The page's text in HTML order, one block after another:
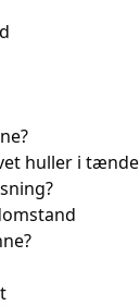
huller i